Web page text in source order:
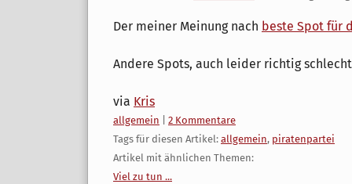
Der meiner Meinung nach beste Spot für
Andere Spots, auch leider richtig
via Kris
Kategorien:
allgemein
2 Kommentare
Tags für diesen Artikel: allgemein, piratenpartei
Artikel mit ähnlichen Themen:
Viel zu tun ...